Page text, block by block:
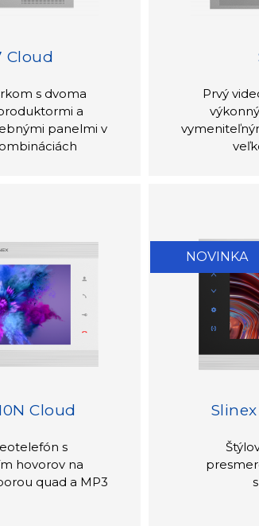
Cloud
s dvoma
a
panelmi v
Prvý
Cloud
s
hovorov na
quad a MP3
NOVINKA